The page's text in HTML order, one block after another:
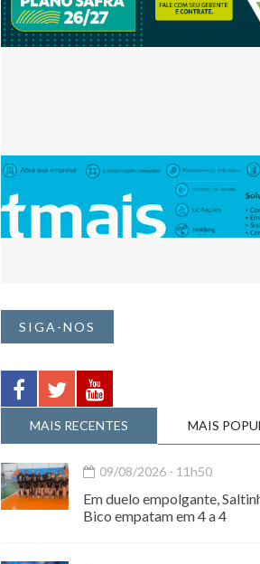
SIGA-NOS
MAIS RECENTES MAIS
09/08/2026 - 11h50
Em duelo empolgante,
Bico empatam em 4 a 4